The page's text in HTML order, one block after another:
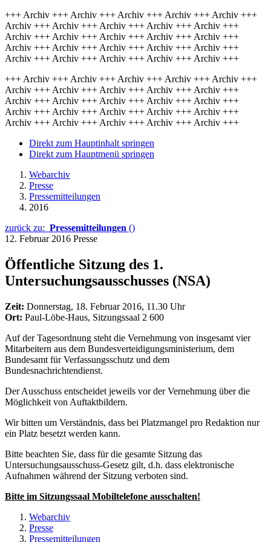
+++ Archiv +++ Archiv +++ Archiv +++ Archiv +++ Archiv +++
Archiv +++ Archiv +++ Archiv +++ Archiv +++ Archiv +++
Archiv +++ Archiv +++ Archiv +++ Archiv +++ Archiv +++
Archiv +++ Archiv +++ Archiv +++ Archiv +++ Archiv +++
Archiv +++ Archiv +++ Archiv +++ Archiv +++ Archiv +++
+++ Archiv +++ Archiv +++ Archiv +++ Archiv +++ Archiv +++
Archiv +++ Archiv +++ Archiv +++ Archiv +++ Archiv +++
Archiv +++ Archiv +++ Archiv +++ Archiv +++ Archiv +++
Archiv +++ Archiv +++ Archiv +++ Archiv +++ Archiv +++
Archiv +++ Archiv +++ Archiv +++ Archiv +++ Archiv +++
Direkt zum Hauptinhalt springen
Direkt zum Hauptmenü springen
Webarchiv
Presse
Pressemitteilungen
2016
zurück zu: Pressemitteilungen ()
12. Februar 2016 Presse
Öffentliche Sitzung des 1.
Untersuchungsausschusses (NSA)
Zeit: Donnerstag, 18. Februar 2016, 11.30 Uhr
Ort: Paul-Löbe-Haus, Sitzungssaal 2 600
Auf der Tagesordnung steht die Vernehmung von insgesamt vier
Mitarbeitern aus dem Bundesverteidigungsministerium, dem
Bundesamt für Verfassungsschutz und dem
Bundesnachrichtendienst.
Der Ausschuss entscheidet jeweils vor der Vernehmung über die
Möglichkeit von Auftaktbildern.
Wir bitten um Verständnis, dass bei Platzmangel pro Redaktion nur
ein Platz besetzt werden kann.
Bitte beachten Sie, dass für die gesamte Sitzung das
Untersuchungsausschuss-Gesetz gilt, d.h. dass elektronische
Aufnahmen während der Sitzung verboten sind.
Bitte im Sitzungssaal Mobiltelefone ausschalten!
Webarchiv
Presse
Pressemitteilungen